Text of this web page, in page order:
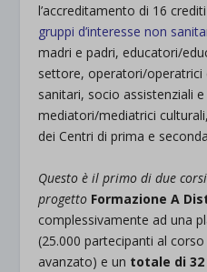
l’accreditamento di 16
gruppi d’interesse non
madri e padri, educatori/
settore, operatori/operatrici
sanitari, socio assistenziali
mediatori/mediatrici
dei Centri di prima e
Questo è il primo di due
progetto Formazione A
complessivamente ad una
(25.000 partecipanti al
avanzato) e un totale di